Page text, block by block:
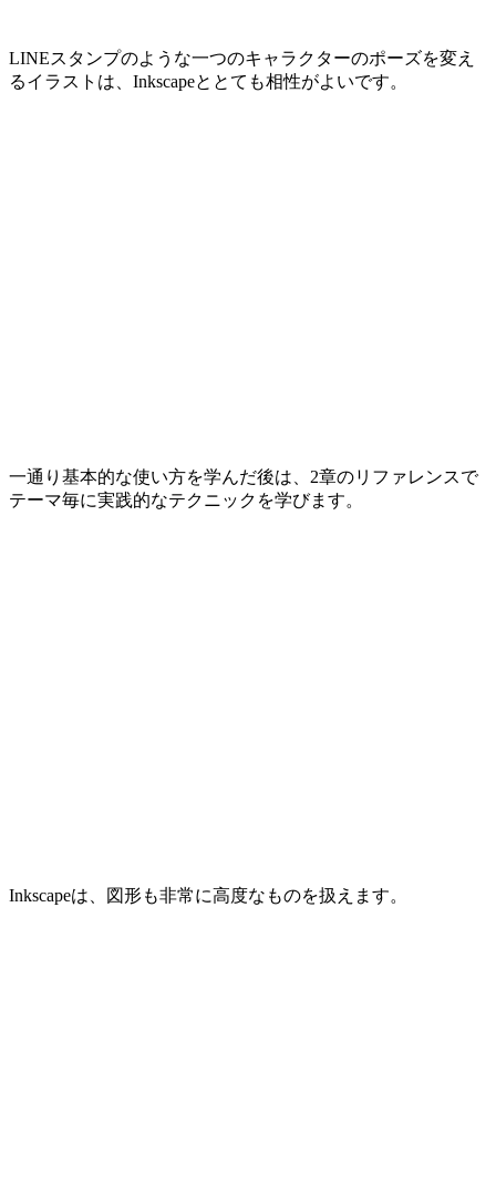
LINEスタンプのような一つのキャラクターのポーズを変え
るイラストは、Inkscapeととても相性がよいです。
一通り基本的な使い方を学んだ後は、2章のリファレンスで
テーマ毎に実践的なテクニックを学びます。
Inkscapeは、図形も非常に高度なものを扱えます。